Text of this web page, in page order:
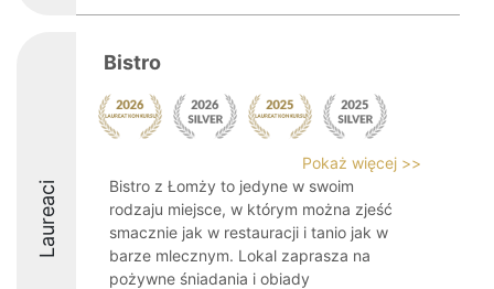
Laureaci
Bistro
Pokaż więcej >>
Bistro z Łomży to jedyne w swoim
rodzaju miejsce, w którym można zjeść
smacznie jak w restauracji i tanio jak w
barze mlecznym. Lokal zaprasza na
pożywne śniadania i obiady